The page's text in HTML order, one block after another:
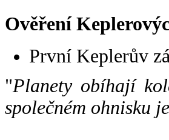
Ověření
První Keplerův
"Planety obíhají
společném ohnisku